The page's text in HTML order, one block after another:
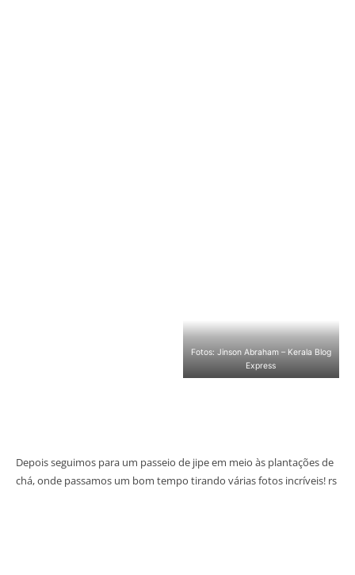
Fotos: Jinson Abraham – Kerala Blog
Express
Depois seguimos para um passeio de jipe em meio às plantações de
chá, onde passamos um bom tempo tirando várias fotos incríveis! rs